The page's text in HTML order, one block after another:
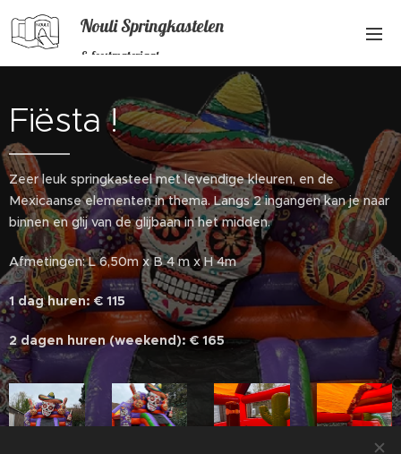
Nouli Springkastelen
& feestmateriaal
Fiësta !
Zeer leuk springkasteel met levendige kleuren, en de
Mexicaanse elementen in thema. Langs 2 ingangen kan je naar
binnen en glij van de glijbaan in het midden.
Afmetingen: L 6,50m x B 4 m x H 4m
1 dag huren: € 115
2 dagen huren (weekend): € 165